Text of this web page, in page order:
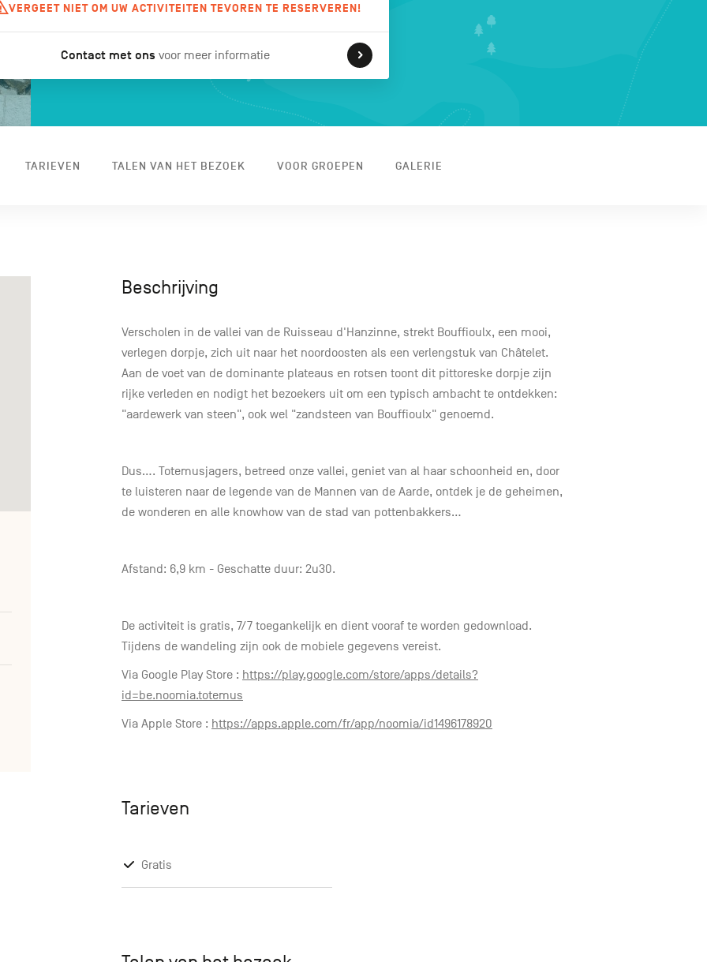
VERGEET NIET OM UW ACTIVITEITEN TEVOREN TE RESERVEREN!
Contact met ons voor meer informatie
TARIEVEN TALEN VAN HET BEZOEK VOOR GROEPEN GALERIE
Beschrijving
Verscholen in de vallei van de Ruisseau d'Hanzinne, strekt Bouffioulx, een mooi,
verlegen dorpje, zich uit naar het noordoosten als een verlengstuk van Châtelet.
Aan de voet van de dominante plateaus en rotsen toont dit pittoreske dorpje zijn
rijke verleden en nodigt het bezoekers uit om een typisch ambacht te ontdekken:
"aardewerk van steen", ook wel "zandsteen van Bouffioulx" genoemd.
Dus.... Totemusjagers, betreed onze vallei, geniet van al haar schoonheid en, door
te luisteren naar de legende van de Mannen van de Aarde, ontdek je de geheimen,
de wonderen en alle knowhow van de stad van pottenbakkers...
Afstand: 6,9 km - Geschatte duur: 2u30.
De activiteit is gratis, 7/7 toegankelijk en dient vooraf te worden gedownload.
Tijdens de wandeling zijn ook de mobiele gegevens vereist.
Via Google Play Store : https://play.google.com/store/apps/details?
id=be.noomia.totemus
Via Apple Store : https://apps.apple.com/fr/app/noomia/id1496178920
Tarieven
Gratis